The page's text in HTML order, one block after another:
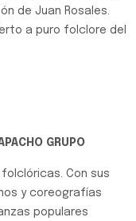
de Juan Rosales.
a puro folclore del
GRUPO
Con sus
y coreografías
populares